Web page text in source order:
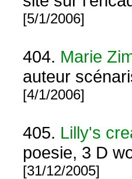
[5/1/2006]
404. Marie
auteur
[4/1/2006]
405. Lilly's
poesie, 3 D
[31/12/2005]